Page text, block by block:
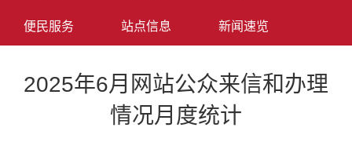
便民服务 站点信息 新闻速览
2025年6月网站公众来信和办理
情况月度统计